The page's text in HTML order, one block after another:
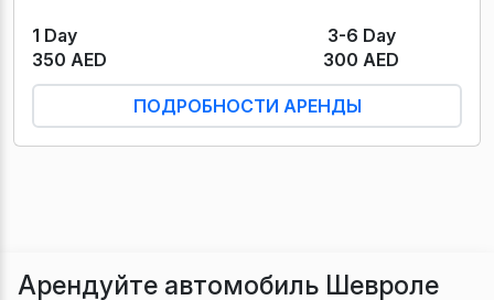
1 Day
3-6 Day
350 AED
300 AED
ПОДРОБНОСТИ АРЕНДЫ
Арендуйте автомобиль Шевроле